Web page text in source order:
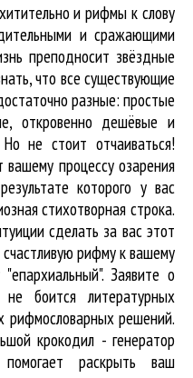
и рифмы к слову
и сражающими
преподносит звёздные
что все существующие
разные: простые
откровенно дешёвые и
не стоит отчаиваться!
вашему процессу озарения
которого у вас
стихотворная строка.
сделать за вас этот
рифму к вашему
Заявите о
боится литературных
рифмословарных решений.
крокодил - генератор
раскрыть ваш